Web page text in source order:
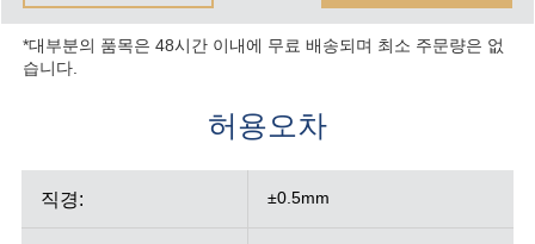
*대부분의 품목은 48시간 이내에 무료 배송되며 최소 주문량은 없
습니다.
허용오차
직경: ±0.5mm